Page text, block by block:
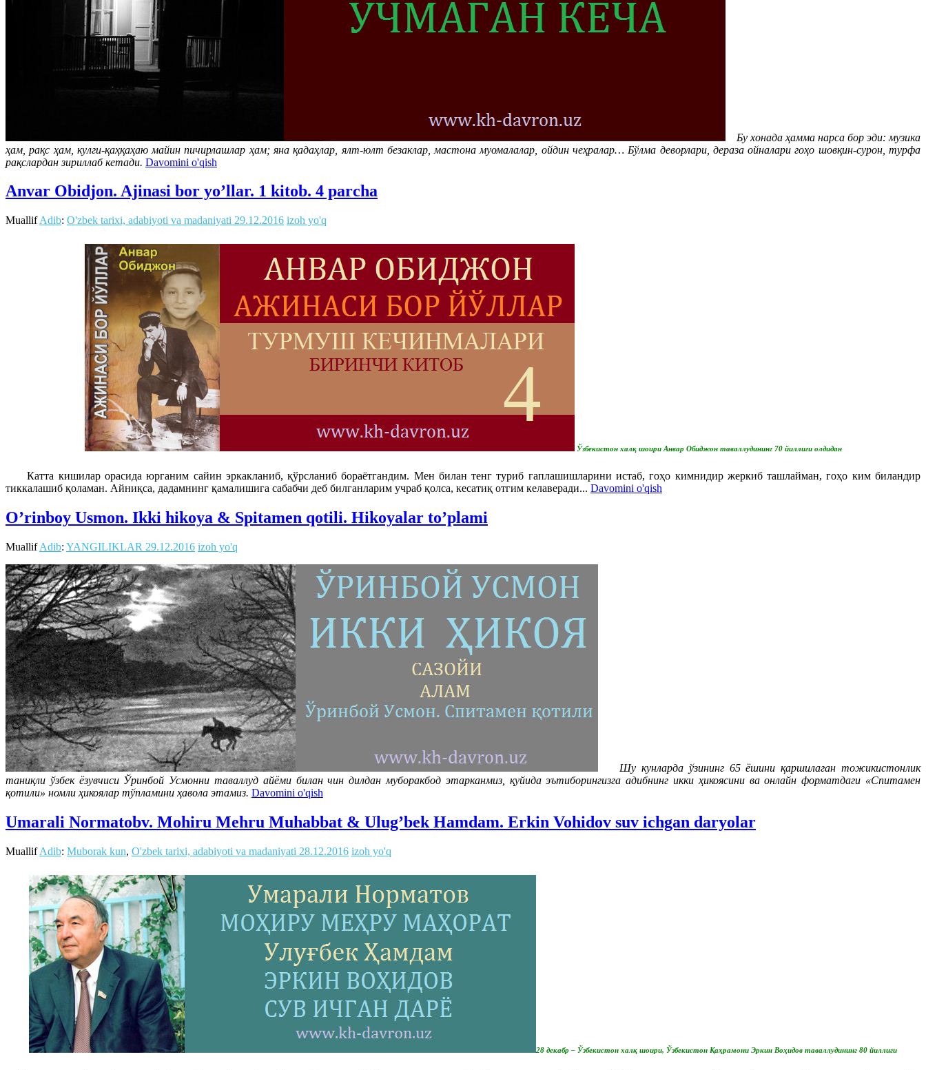
Бу хонада ҳамма нарса бор эди: музика
ҳам, рақс ҳам, кулги-қаҳқаҳаю майин пичирлашлар ҳам; яна қадаҳлар, ялт-юлт безаклар, мастона муомалалар, ойдин чеҳралар… Бўлма деворлари, дераза ойналари гоҳо шовқин-сурон, турфа
рақслардан зириллаб кетади. Davomini o'qish
Anvar Obidjon. Ajinasi bor yo’llar. 1 kitob. 4 parcha
MuallifAdib: O'zbek tarixi, adabiyoti va madaniyati 29.12.2016 izoh yo'q
Ўзбекистон халқ шоири Анвар Обиджон таваллудининг 70 йиллиги олдидан
Катта кишилар орасида юрганим сайин эркакланиб, қўрсланиб бораётгандим. Мен билан тенг туриб гаплашишларини истаб, гоҳо кимнидир жеркиб ташлайман, гоҳо ким биландир
тиккалашиб қоламан. Айниқса, дадамнинг қамалишига сабабчи деб билганларим учраб қолса, кесатиқ отгим келаверади... Davomini o'qish
O’rinboy Usmon. Ikki hikoya & Spitamen qotili. Hikoyalar to’plami
MuallifAdib: YANGILIKLAR 29.12.2016 izoh yo'q
Шу кунларда ўзининг 65 ёшини қаршилаган тожикистонлик
таниқли ўзбек ёзувчиси Ўринбой Усмонни таваллуд айёми билан чин дилдан муборакбод этарканмиз, қуйида эътиборингизга адибнинг икки ҳикоясини ва онлайн форматдаги «Спитамен
қотили» номли ҳикоялар тўпламини ҳавола этамиз. Davomini o'qish
Umarali Normatobv. Mohiru Mehru Muhabbat & Ulug’bek Hamdam. Erkin Vohidov suv ichgan daryolar
MuallifAdib: Muborak kun, O'zbek tarixi, adabiyoti va madaniyati 28.12.2016 izoh yo'q
28 декабр – Ўзбекистон халқ шоири, Ўзбекистон Қаҳрамони Эркин Воҳидов таваллудининг 80 йиллиги